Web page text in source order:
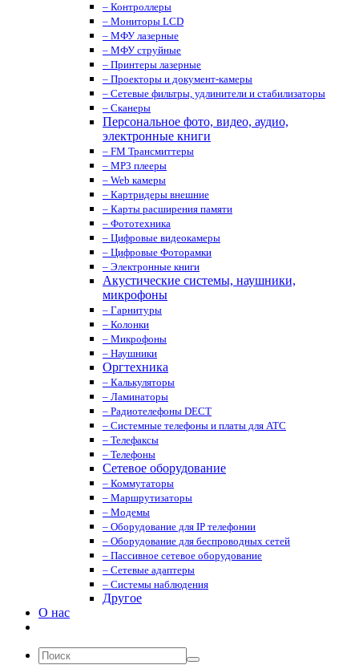
– Контроллеры
– Мониторы LCD
– МФУ лазерные
– МФУ струйные
– Принтеры лазерные
– Проекторы и документ-камеры
– Сетевые фильтры, удлинители и стабилизаторы
– Сканеры
Персональное фото, видео, аудио,
электронные книги
– FM Трансмиттеры
– MP3 плееры
– Web камеры
– Картридеры внешние
– Карты расширения памяти
– Фототехника
– Цифровые видеокамеры
– Цифровые Фоторамки
– Электронные книги
Акустические системы, наушники,
микрофоны
– Гарнитуры
– Колонки
– Микрофоны
– Наушники
Оргтехника
– Калькуляторы
– Ламинаторы
– Радиотелефоны DECT
– Системные телефоны и платы для АТС
– Телефаксы
– Телефоны
Сетевое оборудование
– Коммутаторы
– Маршрутизаторы
– Модемы
– Оборудование для IP телефонии
– Оборудование для беспроводных сетей
– Пассивное сетевое оборудование
– Сетевые адаптеры
– Системы наблюдения
Другое
О нас